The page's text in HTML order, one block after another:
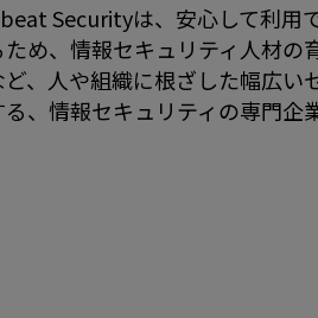
Securityは、安心して利用
ため、情報セキュリティ人材の
ど、人や組織に根ざした幅広い
、情報セキュリティの専門企